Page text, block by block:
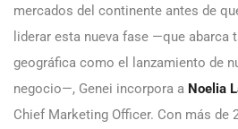
mercados del continente antes de
liderar esta nueva fase —que abarca
geográfica como el lanzamiento de
negocio—, Genei incorpora a Noelia
Chief Marketing Officer. Con más de